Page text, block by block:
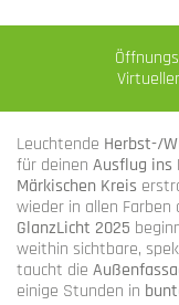
Leuchtende Herbst-/
für deinen Ausflug ins
Märkischen Kreis
wieder in allen Farben
GlanzLicht 2025
weithin sichtbare,
taucht die
einige Stunden in